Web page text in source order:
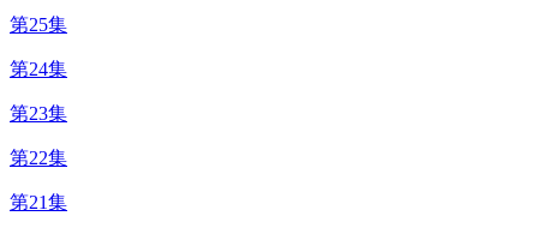
第25集
第24集
第23集
第22集
第21集